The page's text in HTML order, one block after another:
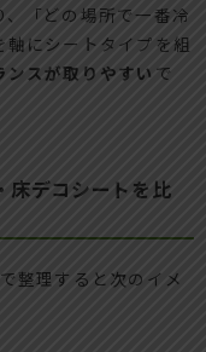
「どの場所で一番冷
にシートタイプを組
スが取りやすい で
床デコシートを比
整理すると次のイメ